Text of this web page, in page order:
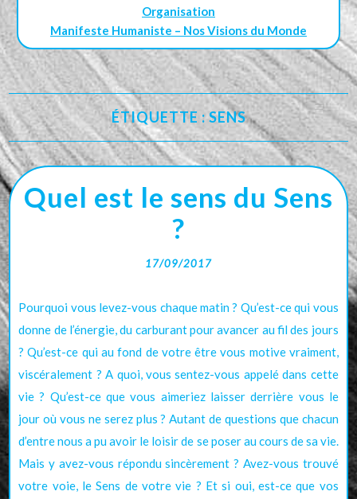
Organisation
Manifeste Humaniste – Nos Visions du Monde
ÉTIQUETTE : SENS
Quel est le sens du Sens
?
17/09/2017
Pourquoi vous levez-vous chaque matin ? Qu’est-ce qui vous
donne de l’énergie, du carburant pour avancer au fil des jours
? Qu’est-ce qui au fond de votre être vous motive vraiment,
viscéralement ? A quoi, vous sentez-vous appelé dans cette
vie ? Qu’est-ce que vous aimeriez laisser derrière vous le
jour où vous ne serez plus ? Autant de questions que chacun
d’entre nous a pu avoir le loisir de se poser au cours de sa vie.
Mais y avez-vous répondu sincèrement ? Avez-vous trouvé
votre voie, le Sens de votre vie ? Et si oui, est-ce que vos